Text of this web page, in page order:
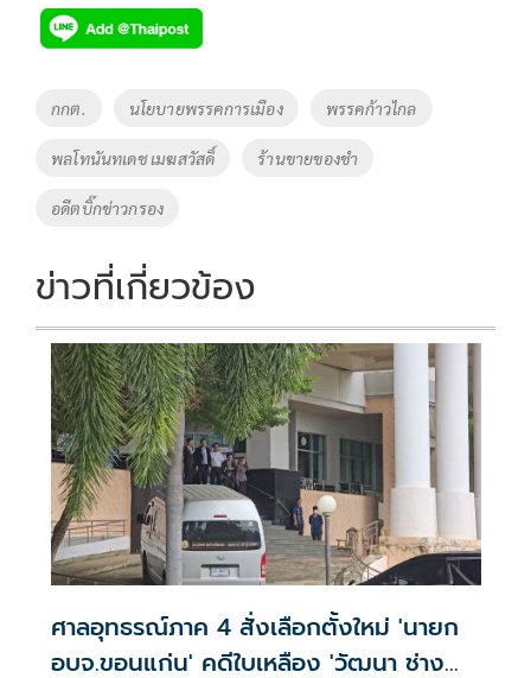
e
b
o
o
k
tt
er
p
y
Li
n
k
Tags
กกต. นโยบายพรรคการเมือง พรรคก้าวไกล
พลโทนันทเดช เมฆสวัสดิ์ ร้านขายของชำ
อดีตบิ๊กข่าวกรอง
ข่าวที่เกี่ยวข้อง
ศาลอุทธรณ์ภาค 4 สั่งเลือกตั้งใหม่ 'นายก
อบจ.ขอนแก่น' คดีใบเหลือง 'วัฒนา ช่าง